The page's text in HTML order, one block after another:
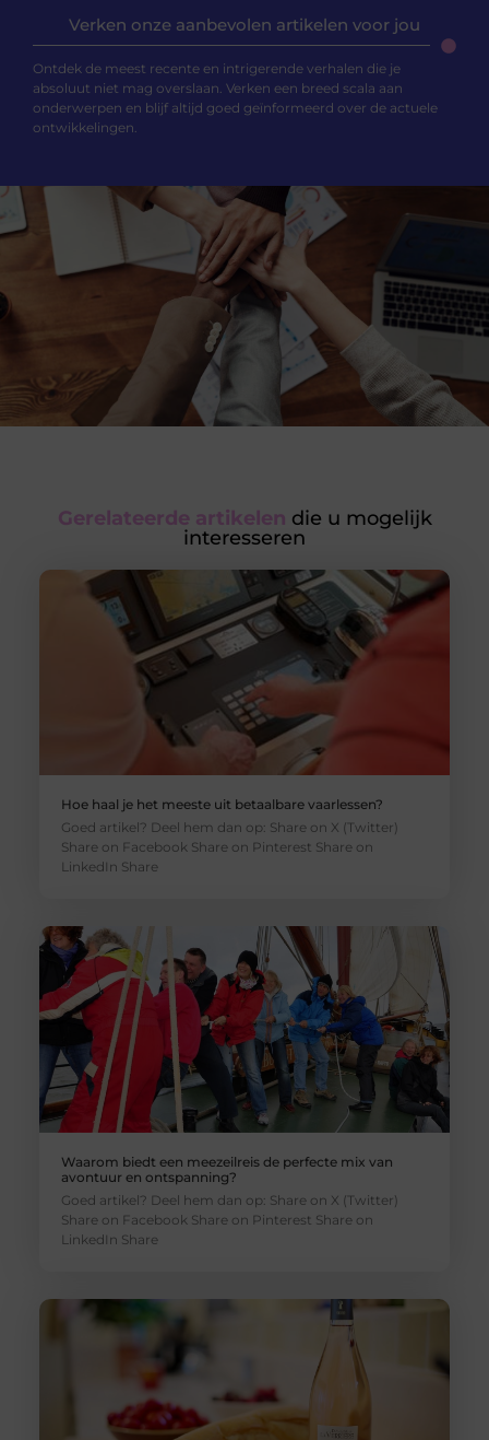
Verken onze aanbevolen artikelen voor jou
Ontdek de meest recente en intrigerende verhalen die je
absoluut niet mag overslaan. Verken een breed scala aan
onderwerpen en blijf altijd goed geïnformeerd over de actuele
ontwikkelingen.
Gerelateerde artikelen die u mogelijk
interesseren
Hoe haal je het meeste uit betaalbare vaarlessen?
Goed artikel? Deel hem dan op: Share on X (Twitter)
Share on Facebook Share on Pinterest Share on
LinkedIn Share
Waarom biedt een meezeilreis de perfecte mix van
avontuur en ontspanning?
Goed artikel? Deel hem dan op: Share on X (Twitter)
Share on Facebook Share on Pinterest Share on
LinkedIn Share